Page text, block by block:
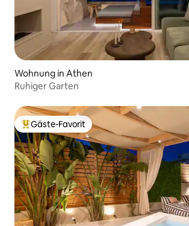
Wohnung in Athen
Ruhiger Garten
Beliebter Gäste-Favorit.
Gäste-Favorit